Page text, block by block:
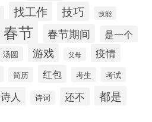
找工作 技巧 技能
春节 春节期间 是一个
汤圆 游戏 父母 疫情
简历 红包 考生 考试
诗人 诗词 还不 都是